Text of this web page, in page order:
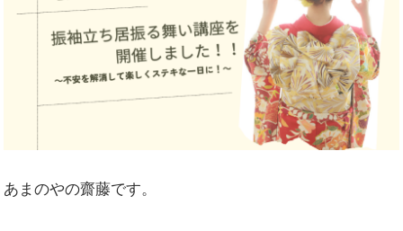
あまのやの齋藤です。